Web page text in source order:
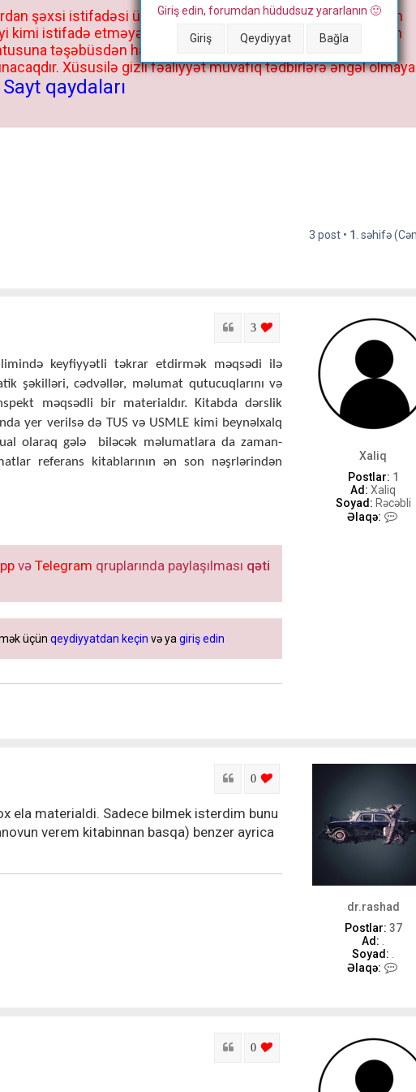
Giriş edin, forumdan hüdudsuz yararlanın 🙂
Giriş Qeydiyyat Bağla
şəxsi istifadəsi üçün deyil, kənar niyyətlər, xüsusi proqram
kimi istifadə etməyə cəhd göstərənlərin və istifadə edənlərin
təşəbüsdən haqqınızda bütün müvafiq tədbirlər böyük
Xüsusilə gizli fəaliyyət müvafiq tədbirlərə əngəl
Sayt qaydaları
3 post • 1 . səhifə
Xaliq
Postlar: 1
Ad: Xaliq
Soyad: Rəcəbli
Əlaqə:
Sitat
3 login to like this post
keyfiyyətli təkrar etdirmək məqsədi ilə
şəkilləri, cədvəllər, məlumat qutucuqlarını və
məqsədli bir materialdır. Kitabda dərslik
yer verilsə də TUS və USMLE kimi beynəlxalq
olaraq gələ biləcək məlumatlara da zaman-
referans kitablarının ən son nəşrlərindən
və Telegram qruplarında paylaşılması qəti
üçün qeydiyyatdan keçin və ya giriş edin
dr.rashad
Postlar: 37
Ad:
Soyad:
Əlaqə:
h
Sitat
0
ela materialdi. Sadece bilmek isterdim bunu
verem kitabinnan basqa) benzer ayrica
Sitat
0 login to like this post